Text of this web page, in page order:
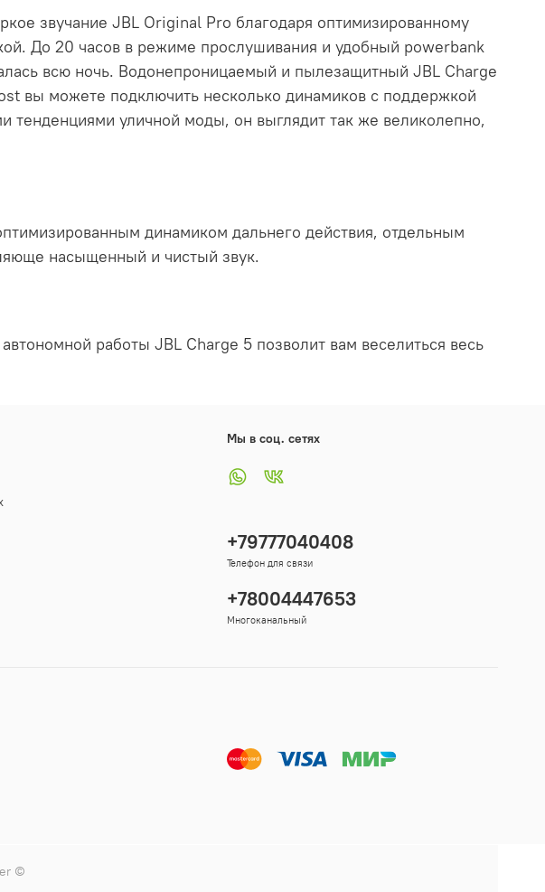
звучание JBL Original Pro благодаря оптимизированному
До 20 часов в режиме прослушивания и удобный powerbank
всю ночь. Водонепроницаемый и пылезащитный JBL Charge
вы можете подключить несколько динамиков с поддержкой
уличной моды, он выглядит так же великолепно,
динамиком дальнего действия, отдельным
насыщенный и чистый звук.
работы JBL Charge 5 позволит вам веселиться весь
Мы в соц. сетях
+79777040408
Телефон для связи
+78004447653
Многоканальный
©